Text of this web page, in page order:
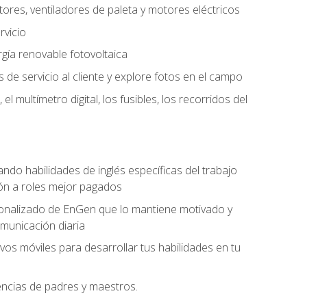
ventiladores de paleta y motores eléctricos
renovable fotovoltaica
servicio al cliente y explore fotos en el campo
multímetro digital, los fusibles, los recorridos del
habilidades de inglés específicas del trabajo
a roles mejor pagados
de EnGen que lo mantiene motivado y
diaria
móviles para desarrollar tus habilidades en tu
de padres y maestros.